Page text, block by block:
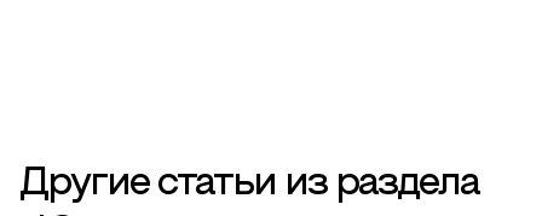
Другие статьи из раздела